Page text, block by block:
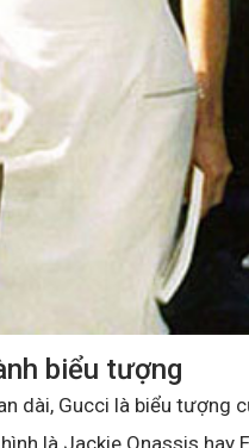
biểu tượng
dài, Gucci là biểu tượng